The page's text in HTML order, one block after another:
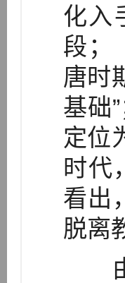
化入
段；
唐时
基础
定位
时代
看出
脱离
由